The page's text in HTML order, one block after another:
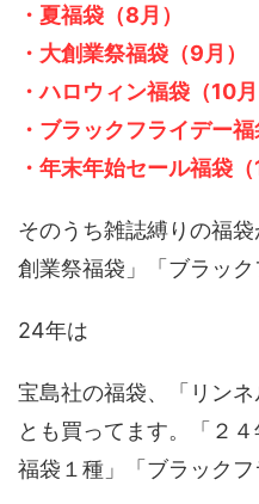
・夏福袋（8月）
・大創業祭福袋（9月）
・ハロウィン福袋（10月
・ブラックフライデー福
・年末年始セール福袋（
そのうち雑誌縛りの福
創業祭福袋」「ブラック
24年は
宝島社の福袋、「リン
とも買ってます。「２
福袋１種」「ブラックフ